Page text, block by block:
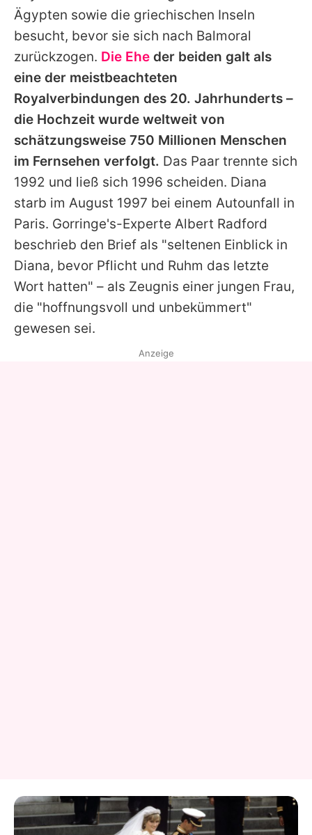
Ägypten sowie die griechischen Inseln
besucht, bevor sie sich nach Balmoral
zurückzogen. Die Ehe der beiden galt als
eine der meistbeachteten
Royalverbindungen des 20. Jahrhunderts –
die Hochzeit wurde weltweit von
schätzungsweise 750 Millionen Menschen
im Fernsehen verfolgt. Das Paar trennte sich
1992 und ließ sich 1996 scheiden. Diana
starb im August 1997 bei einem Autounfall in
Paris. Gorringe's-Experte Albert Radford
beschrieb den Brief als "seltenen Einblick in
Diana, bevor Pflicht und Ruhm das letzte
Wort hatten" – als Zeugnis einer jungen Frau,
die "hoffnungsvoll und unbekümmert"
gewesen sei.
Anzeige